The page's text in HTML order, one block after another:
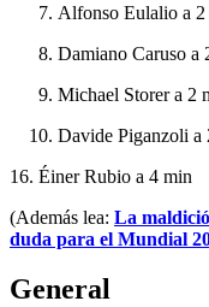
Alfonso Eulalio a 2
Damiano Caruso a
Michael Storer a 2
Davide Piganzoli a
16. Éiner Rubio a 4 min
(Además lea: La
duda para el Mundial
General